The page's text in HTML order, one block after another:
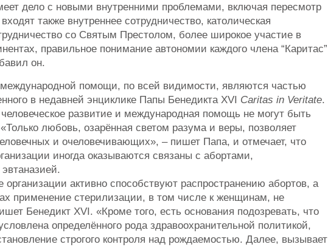
дело с новыми внутренними проблемами, включая пересмотр
также внутреннее сотрудничество, католическая
со Святым Престолом, более широкое участие в
правильное понимание автономии каждого члена “Каритас”
он.
помощи, по всей видимости, являются частью
в недавней энциклике Папы Бенедикта XVI Caritas in Veritate.
развитие и международная помощь не могут быть
любовь, озарённая светом разума и веры, позволяет
и очеловечивающих», – пишет Папа, и отмечает, что
иногда оказываются связаны с абортами,
организации активно способствуют распространению абортов, а
применение стерилизации, в том числе к женщинам, не
Бенедикт XVI. «Кроме того, есть основания подозревать, что
определённого рода здравоохранительной политикой,
строгого контроля над рождаемостью. Далее, вызывает